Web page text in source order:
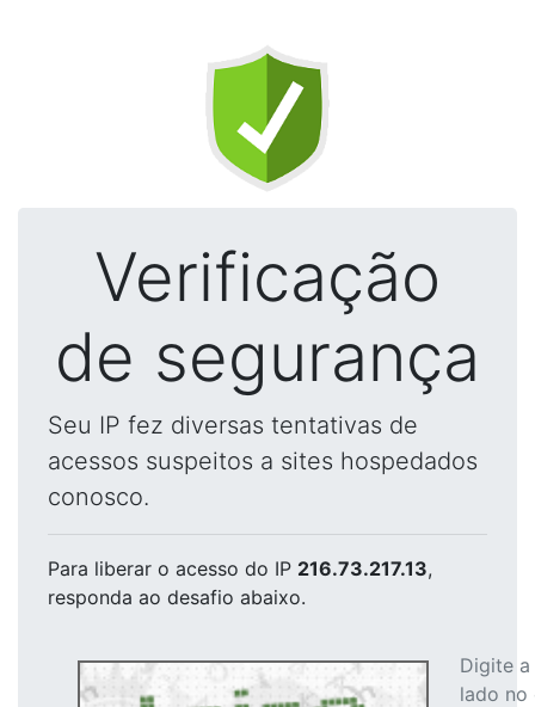
Verificação
de segurança
Seu IP fez diversas tentativas de
acessos suspeitos a sites hospedados
conosco.
Para liberar o acesso do IP 216.73.217.13,
responda ao desafio abaixo.
Digite
lado no